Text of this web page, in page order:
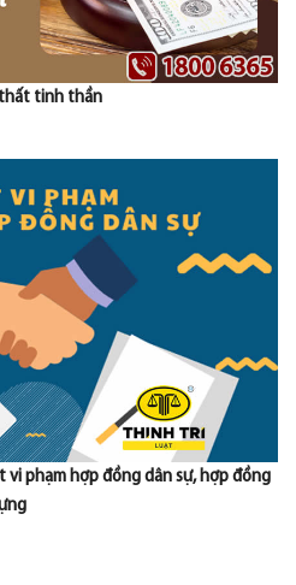
tinh thần
vi phạm hợp đồng dân sự, hợp đồng